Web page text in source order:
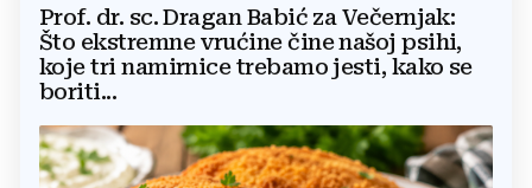
Prof. dr. sc. Dragan Babić za Večernjak:
Što ekstremne vrućine čine našoj psihi,
koje tri namirnice trebamo jesti, kako se
boriti...